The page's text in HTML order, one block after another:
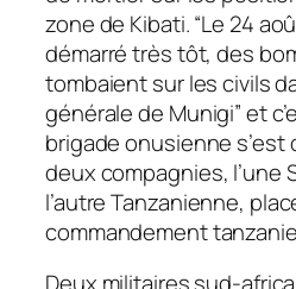
zone de Kibati. “Le 24
démarré très tôt, des
tombaient sur les civils
générale de Munigi” et
brigade onusienne s’est
deux compagnies, l’une
l’autre Tanzanienne,
commandement